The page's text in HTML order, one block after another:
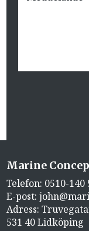
Marine
Telefon: 0510-140
E-post:
Adress:
531 40 Lidköping